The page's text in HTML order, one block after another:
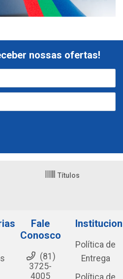
nossas ofertas!
Títulos
Fale
Conosco
(81)
3725-
4005
Política de
Entrega